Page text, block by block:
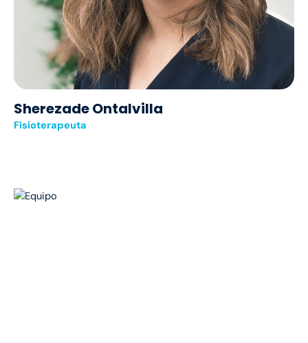
Sherezade Ontalvilla
Fisioterapeuta